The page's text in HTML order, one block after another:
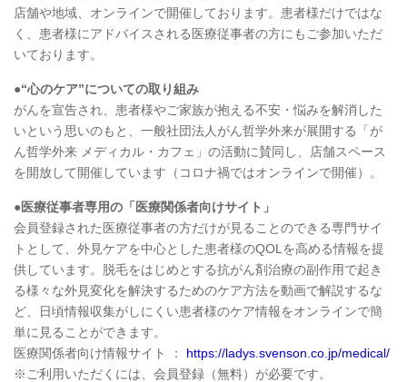
店舗や地域、オンラインで開催しております。患者様だけではな
く、患者様にアドバイスされる医療従事者の方にもご参加いただ
いております。
●“心のケア”についての取り組み
がんを宣告され、患者様やご家族が抱える不安・悩みを解消した
いという思いのもと、一般社団法人がん哲学外来が展開する「が
ん哲学外来 メディカル・カフェ」の活動に賛同し、店舗スペース
を開放して開催しています（コロナ禍ではオンラインで開催）。
●医療従事者専用の「医療関係者向けサイト」
会員登録された医療従事者の方だけが見ることのできる専門サイ
トとして、外見ケアを中心とした患者様のQOLを高める情報を提
供しています。脱毛をはじめとする抗がん剤治療の副作用で起き
る様々な外見変化を解決するためのケア方法を動画で解説するな
ど、日頃情報収集がしにくい患者様のケア情報をオンラインで簡
単に見ることができます。
医療関係者向け情報サイト ： https://ladys.svenson.co.jp/medical/
※ご利用いただくには、会員登録（無料）が必要です。